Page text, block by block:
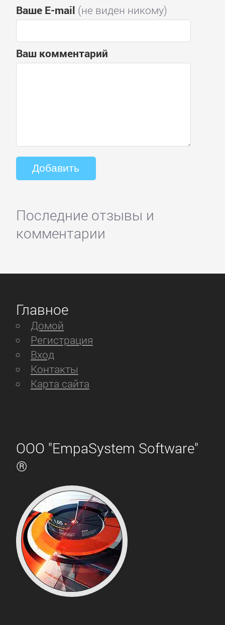
Ваше E-mail (не виден никому)
Ваш комментарий
Последние отзывы и
комментарии
Главное
Домой
Регистрация
Вход
Контакты
Карта сайта
ООО "EmpaSystem Software"
®